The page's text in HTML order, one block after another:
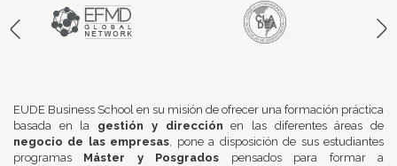
EUDE Business School en su misión de ofrecer una formación práctica
basada en la gestión y dirección en las diferentes áreas de
negocio de las empresas, pone a disposición de sus estudiantes
programas Máster y Posgrados pensados para formar a